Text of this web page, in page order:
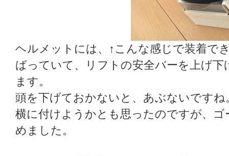
ヘルメットには、↑こんな感じで装着で
ばっていて、リフトの安全バーを上げ
ます。
頭を下げておかないと、あぶないですね
横に付けようかとも思ったのですが、
めました。